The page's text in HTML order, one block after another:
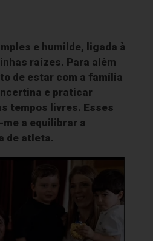
e humilde, ligada à
raízes. Para além
de estar com a família
e praticar
tempos livres. Esses
a equilibrar a
de atleta.